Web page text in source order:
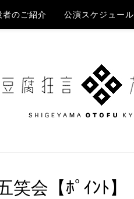
者のご紹介 公演スケジュール
会【ﾎﾟｲﾝﾄ】